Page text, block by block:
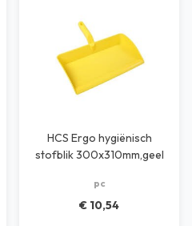
HCS Ergo hygiënisch
stofblik 300x310mm,geel
pc
€ 10,54